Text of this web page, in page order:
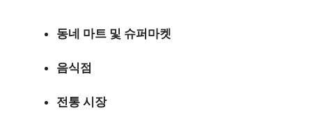
동네 마트 및 슈퍼마켓
음식점
전통 시장